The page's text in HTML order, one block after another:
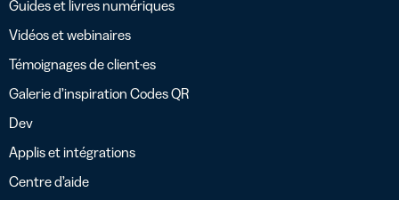
Guides et livres numériques
Vidéos et webinaires
Témoignages de client·es
Galerie d’inspiration Codes QR
Dev
Applis et intégrations
Centre d’aide